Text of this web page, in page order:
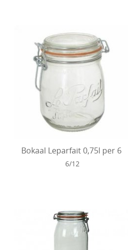
Bokaal Leparfait 0,75l per 6
6/12